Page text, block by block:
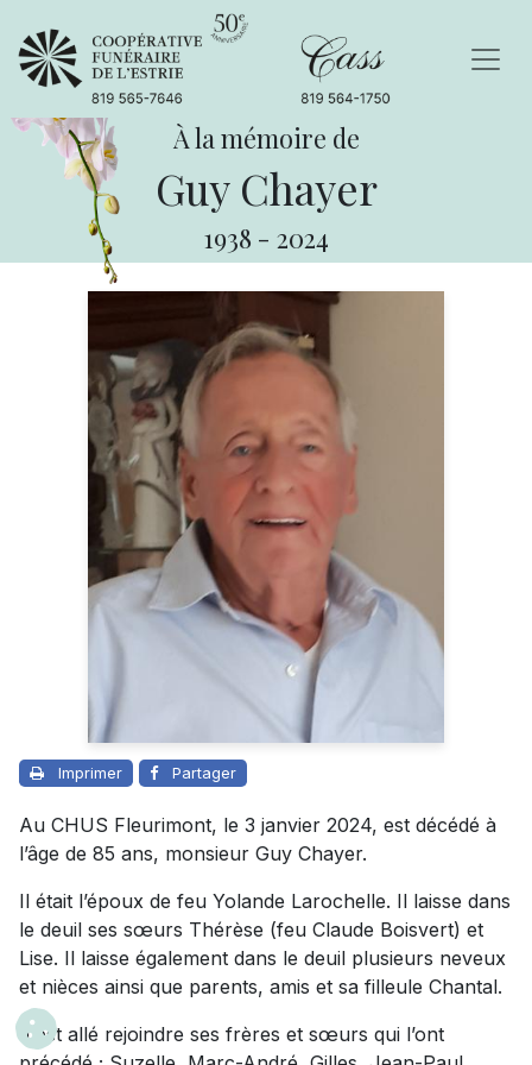
À la mémoire de
Guy Chayer
1938 - 2024
Imprimer Partager
Au CHUS Fleurimont, le 3 janvier 2024, est décédé à
l’âge de 85 ans, monsieur Guy Chayer.
Il était l’époux de feu Yolande Larochelle. Il laisse dans
le deuil ses sœurs Thérèse (feu Claude Boisvert) et
Lise. Il laisse également dans le deuil plusieurs neveux
et nièces ainsi que parents, amis et sa filleule Chantal.
Il est allé rejoindre ses frères et sœurs qui l’ont